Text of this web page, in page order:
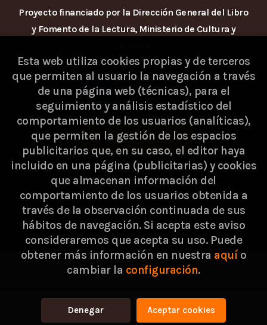
Consigue 0,68 €
Proyecto financiado por la Dirección General del Libro
y Fomento de la Lectura, Ministerio de Cultura y
2026 ©Passarella Store SL. Todos los Derechos
Reservados | Grupo Trevenque
Esta web utiliza cookies propias y de terceros
que permiten al usuario la navegación a través
de una página web (técnicas), para el
seguimiento y análisis estadístico del
comportamiento de los usuarios (analíticas),
que permiten la gestión de los espacios
publicitarios que, en su caso, el editor haya
incluido en una página (publicitarias) y cookies
que almacenan información del
comportamiento de los usuarios obtenida a
través de la observación continuada de sus
hábitos de navegación. Si acepta este aviso
consideraremos que acepta su uso. Puede
obtener más información en nuestra aquío
cambiar la configuración.
Denegar Aceptar cookies